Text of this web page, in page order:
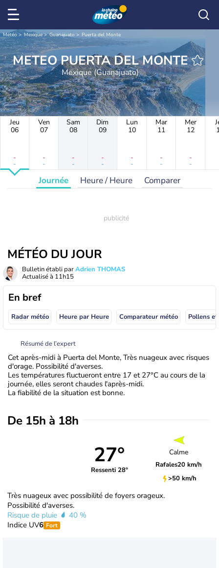
Météo Mexique Guanajuato Puerta del Monte
METEO PUERTA DEL MONTE
Mexique (Guanajuato)
Jeu
06
-
-
Ven
07
-
-
Sam
08
-
-
Dim
09
-
-
Lun
10
-
-
Mar
11
-
-
Mer
12
-
-
Journée Heure / Heure Comparer
MÉTÉO DU JOUR
Bulletin établi parAdrien THOMAS
Actualisé à 11h15
En bref
Radar météo Heure par Heure Comparateur météo Pollens
Résumé de l’expert
Cet après-midi à Puerta del Monte, Très nuageux avec risques
d'orage. Possibilité d'averses.
Les températures fluctueront entre 17 et 27°C au cours de la
journée, elles seront chaudes l'après-midi.
La fiabilité de la situation est bonne.
De 15h à 18h
27°
Ressenti 28°
Calme
Rafales20 km/h
>50 km/h
Très nuageux avec possibilité de foyers orageux.
Possibilité d'averses.
Risque de pluie
40 %
Indice UV6 Fort